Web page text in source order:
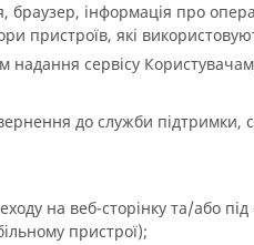
браузер, інформація про
пристроїв, які
надання сервісу
до служби підтримки,
на веб-сторінку та/або під
пристрої);